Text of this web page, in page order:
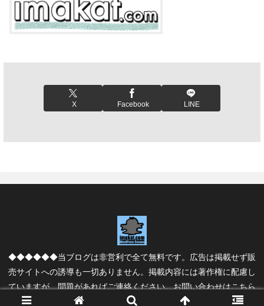
X Facebook LINE
◆◆◆◆◆◆当ブログは非営利で全て無料です。広告は掲載せず販
売サイトへの誘導も一切ありません。掲載内容には著作権に配慮し
ていますが、問題があればご連絡ください。お問い合わせはこちら
Copyright © 2005 imakat.com All Rights Reserved.